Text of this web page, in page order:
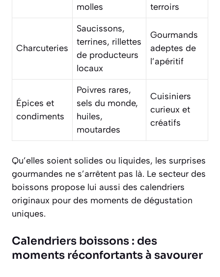
molles
terroirs
Charcuteries
Saucissons,
terrines, rillettes
de producteurs
locaux
Gourmands
adeptes de
l’apéritif
Épices et
condiments
Poivres rares,
sels du monde,
huiles,
moutardes
Cuisiniers
curieux et
créatifs
Qu’elles soient solides ou liquides, les surprises
gourmandes ne s’arrêtent pas là. Le secteur des
boissons propose lui aussi des calendriers
originaux pour des moments de dégustation
uniques.
Calendriers boissons : des
moments réconfortants à savourer